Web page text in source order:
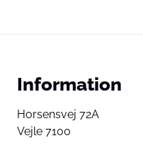
Information
Horsensvej 72A
Vejle 7100